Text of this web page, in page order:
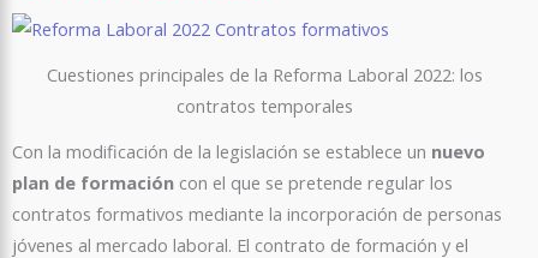
Cuestiones principales de la Reforma Laboral 2022: los
contratos temporales
Con la modificación de la legislación se establece un nuevo
plan de formación con el que se pretende regular los
contratos formativos mediante la incorporación de personas
jóvenes al mercado laboral. El contrato de formación y el